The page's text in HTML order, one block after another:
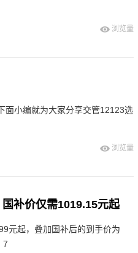
浏览量
面小编就为大家分享交管12123选
浏览量
补价仅需1019.15元起
元起，叠加国补后的到手价为
7